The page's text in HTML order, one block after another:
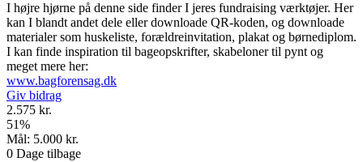
I højre hjørne på denne side finder I jeres fundraising værktøjer. Her
kan I blandt andet dele eller downloade QR-koden, og downloade
materialer som huskeliste, forældreinvitation, plakat og børnediplom.
I kan finde inspiration til bageopskrifter, skabeloner til pynt og
meget mere her:
www.bagforensag.dk
Giv bidrag
2.575 kr.
51%
Mål: 5.000 kr.
0 Dage tilbage